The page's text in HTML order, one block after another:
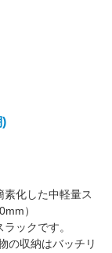
化した中軽量ス
）
ックです。
の収納はバッチリ